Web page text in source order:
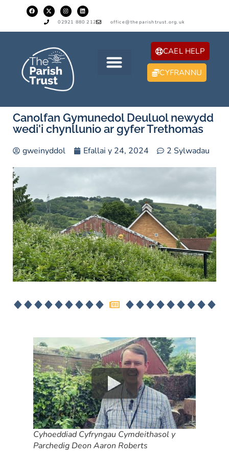
02921 880 212 office@theparishtrust.org.uk
CAEL HELP
CYFRANNU
Canolfan Gymunedol Deuluol newydd
wedi'i chynllunio ar gyfer Trethomas
gweinyddol Efallai y 24, 2024 2 Sylwadau
Cyhoeddiad Cyfryngau Cymdeithasol y
Parchedig Deon Aaron Roberts